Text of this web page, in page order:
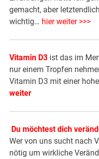
gemacht, aber
wichtig… hier weiter >>>
Vitamin D3 ist das im
nur einem Tropfen
Vitamin D3 mit einer
weiter
Du möchtest dich
Wer von uns sucht nach
nötig um wirkliche